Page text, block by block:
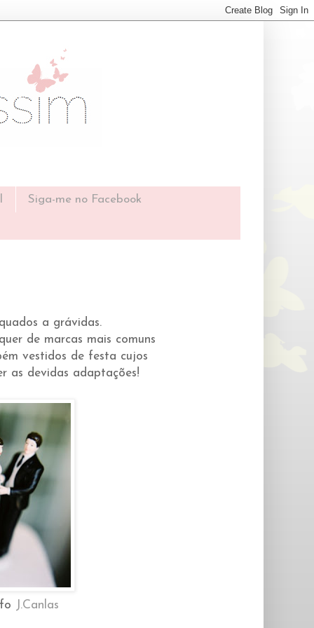
Siga-me no Facebook
a grávidas.
de marcas mais comuns
vestidos de festa cujos
as devidas adaptações!
J.Canlas